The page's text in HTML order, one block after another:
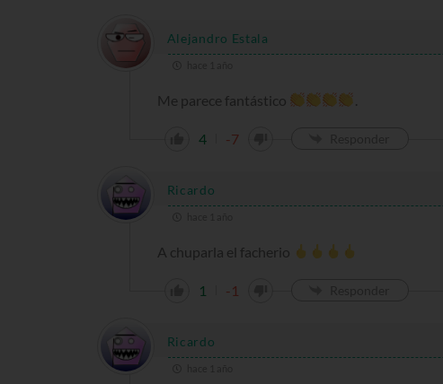
Alejandro Estala
Me parece fantástico
4 -7
Ricardo
A chuparla el facherio
1 -1
Ricardo